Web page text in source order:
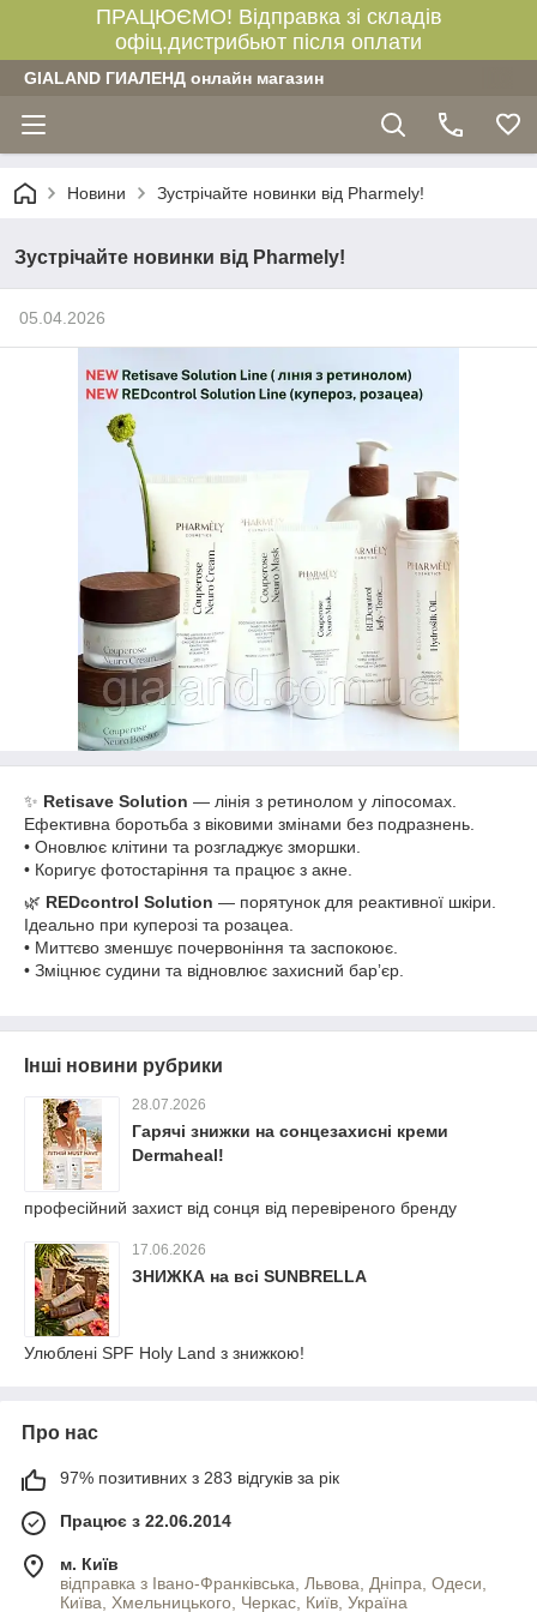
ПРАЦЮЄМО! Відправка зі складів
офіц.дистрибьют після оплати
GIALAND ГИАЛЕНД онлайн магазин
Новини Зустрічайте новинки від Pharmely!
Зустрічайте новинки від Pharmely!
05.04.2026
✨ Retisave Solution — лінія з ретинолом у ліпосомах.
Ефективна боротьба з віковими змінами без подразнень.
• Оновлює клітини та розгладжує зморшки.
• Коригує фотостаріння та працює з акне.
🌿 REDcontrol Solution — порятунок для реактивної шкіри.
Ідеально при куперозі та розацеа.
• Миттєво зменшує почервоніння та заспокоює.
• Зміцнює судини та відновлює захисний барʼєр.
Інші новини рубрики
28.07.2026
Гарячі знижки на сонцезахисні креми
Dermaheal!
професійний захист від сонця від перевіреного бренду
17.06.2026
ЗНИЖКА на всі SUNBRELLA
Улюблені SPF Holy Land з знижкою!
Про нас
97% позитивних з 283 відгуків за рік
Працює з 22.06.2014
м. Київ
відправка з Івано-Франківська, Львова, Дніпра, Одеси,
Київа, Хмельницького, Черкас, Київ, Україна